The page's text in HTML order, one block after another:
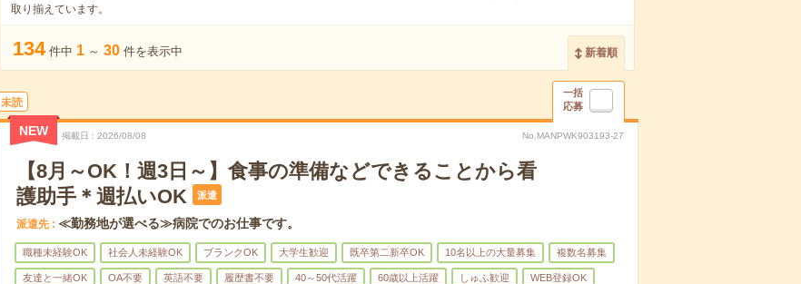
取り揃えています。
134 件中 1 ～ 30 件を表示中 新着順
未読
一括
応募
NEW 掲載日 2026/08/08 No.MANPWK903193-27
【8月～OK！週3日～】食事の準備などできることから看
護助手＊週払いOK
派遣
派遣先 ≪勤務地が選べる≫病院でのお仕事です。
職種未経験OK 社会人未経験OK ブランクOK 大学生歓迎 既卒第二新卒OK 10名以上の大量募集 複数名募集
友達と一緒OK OA不要 英語不要 履歴書不要 40～50代活躍 60歳以上活躍 しゅふ歓迎 WEB登録OK